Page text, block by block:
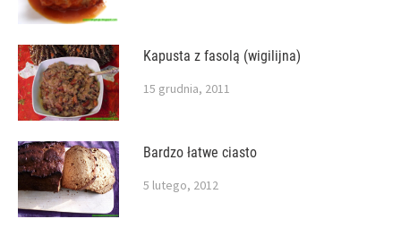
Kapusta z fasolą (wigilijna)
15 grudnia, 2011
Bardzo łatwe ciasto
5 lutego, 2012